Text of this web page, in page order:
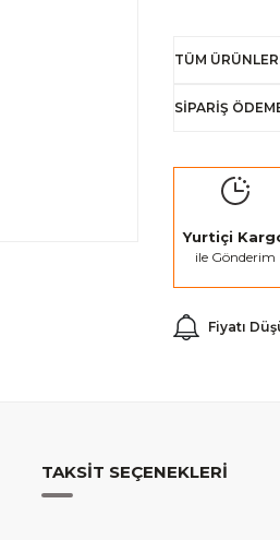
TÜM
SİPARİŞ
Yurtiçi
ile Gönderim
Fiyatı
TAKSIT SEÇENEKLERI